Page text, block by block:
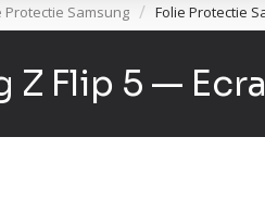
Protectie Samsung Folie Protectie
Flip 5 —